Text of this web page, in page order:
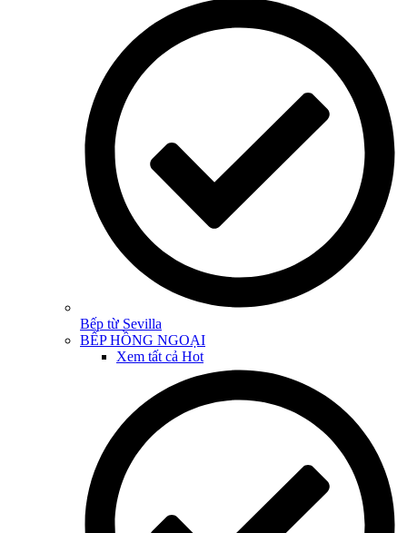
Bếp từ Sevilla
BẾP HỒNG NGOẠI
Xem tất cả Hot